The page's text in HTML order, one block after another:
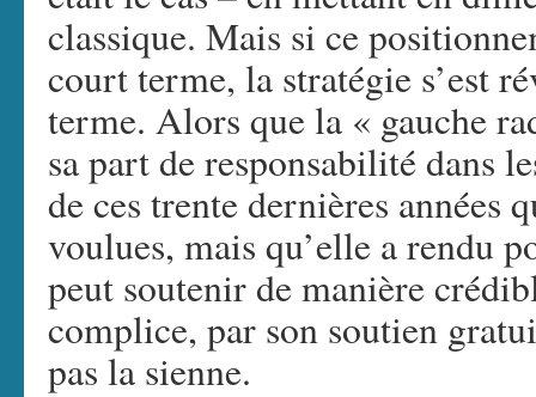
classique. Mais si ce
court terme, la stratégie s’est
terme. Alors que la « gauche
sa part de responsabilité dans
de ces trente dernières années
voulues, mais qu’elle a rendu
peut soutenir de manière
complice, par son soutien
pas la sienne.